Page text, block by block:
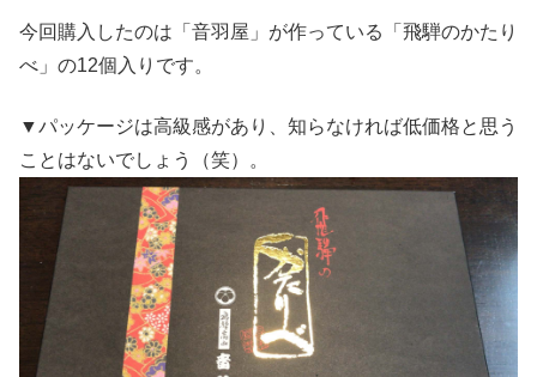
今回購入したのは「音羽屋」が作っている「飛騨のかたり
べ」の12個入りです。
▼パッケージは高級感があり、知らなければ低価格と思う
ことはないでしょう（笑）。